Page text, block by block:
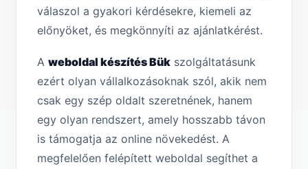
válaszol a gyakori kérdésekre, kiemeli az
előnyöket, és megkönnyíti az ajánlatkérést.
A weboldal készítés Bük szolgáltatásunk
ezért olyan vállalkozásoknak szól, akik nem
csak egy szép oldalt szeretnének, hanem
egy olyan rendszert, amely hosszabb távon
is támogatja az online növekedést. A
megfelelően felépített weboldal segíthet a